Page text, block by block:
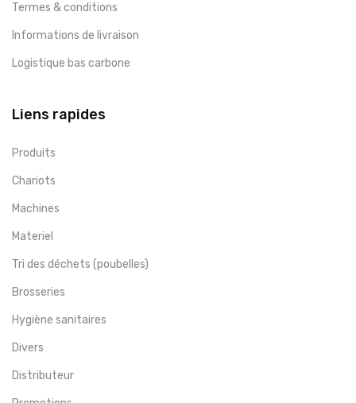
Termes & conditions
Informations de livraison
Logistique bas carbone
Liens rapides
Produits
Chariots
Machines
Materiel
Tri des déchets (poubelles)
Brosseries
Hygiène sanitaires
Divers
Distributeur